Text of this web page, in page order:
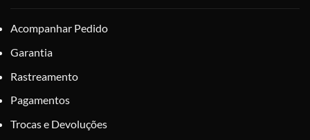
Acompanhar Pedido
Garantia
Rastreamento
Pagamentos
Trocas e Devoluções